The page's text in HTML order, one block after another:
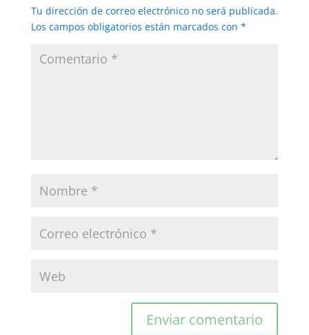
Tu dirección de correo electrónico no será publicada.
Los campos obligatorios están marcados con *